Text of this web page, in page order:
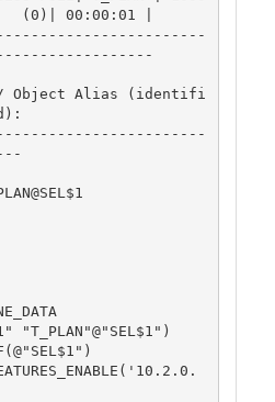
(0)| 00:00:01 |
/ Object Alias (identifi